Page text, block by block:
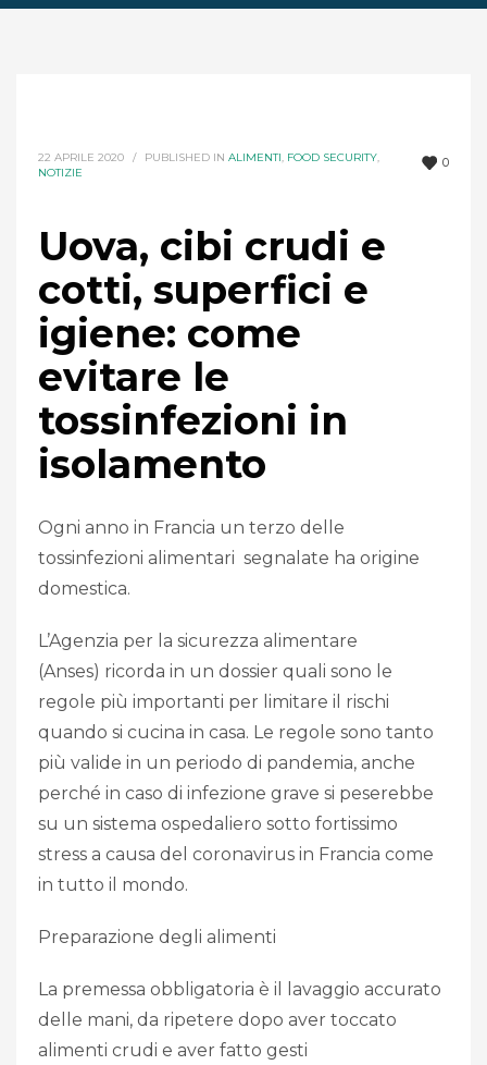
0
22 APRILE 2020 / PUBLISHED IN ALIMENTI, FOOD SECURITY,
NOTIZIE
Uova, cibi crudi e
cotti, superfici e
igiene: come
evitare le
tossinfezioni in
isolamento
Ogni anno in Francia un terzo delle
tossinfezioni alimentari segnalate ha origine
domestica.
L’Agenzia per la sicurezza alimentare
(Anses) ricorda in un dossier quali sono le
regole più importanti per limitare il rischi
quando si cucina in casa. Le regole sono tanto
più valide in un periodo di pandemia, anche
perché in caso di infezione grave si peserebbe
su un sistema ospedaliero sotto fortissimo
stress a causa del coronavirus in Francia come
in tutto il mondo.
Preparazione degli alimenti
La premessa obbligatoria è il lavaggio accurato
delle mani, da ripetere dopo aver toccato
alimenti crudi e aver fatto gesti